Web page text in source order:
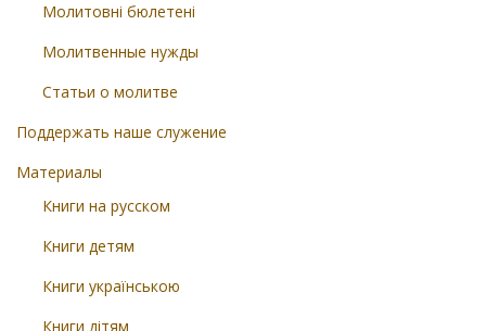
Молитовні бюлетені
Молитвенные нужды
Статьи о молитве
Поддержать наше служение
Материалы
Книги на русском
Книги детям
Книги українською
Книги дітям